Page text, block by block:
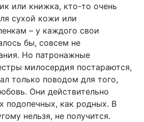
или книжка, кто-то очень
сухой кожи или
– у каждого свои
бы, совсем не
Но патронажные
милосердия постараются,
только поводом для того,
Они действительно
подопечных, как родных. В
нельзя, не получится.